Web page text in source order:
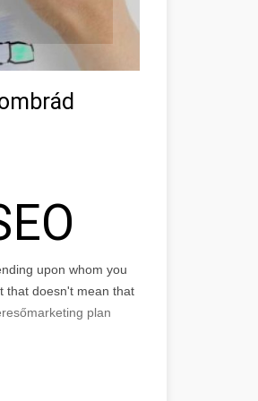
upon whom you
that doesn't mean that
plan